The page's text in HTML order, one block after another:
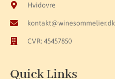
Hvidovre
kontakt@winesommelier.dk
CVR: 45457850
Quick Links